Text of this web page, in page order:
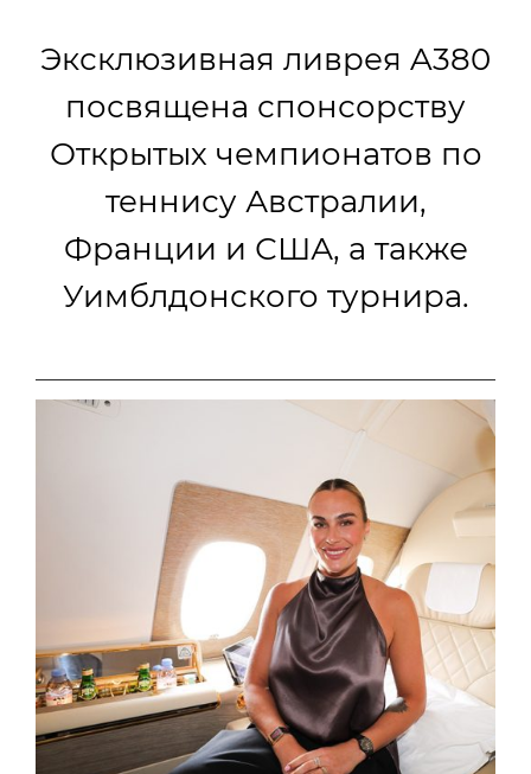
Эксклюзивная ливрея A380
посвящена спонсорству
Открытых чемпионатов по
теннису Австралии,
Франции и США, а также
Уимблдонского турнира.